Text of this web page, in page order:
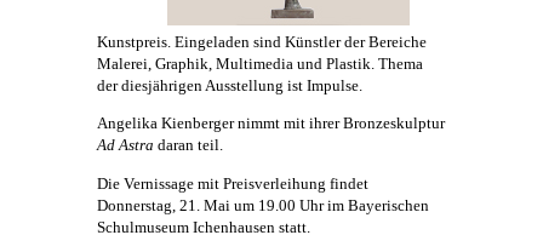
Kunstpreis. Eingeladen sind Künstler der Bereiche
Malerei , Graphik, Multimedia und Plastik. Thema
der diesjährigen Ausstellung ist Impulse.
Angelika Kienbergernimmt mit ihrer Bronzeskulptur
Ad Astra daran teil.
Die Vernissage mit Preisverleihung findet
Donnerstag, 21. Mai um 19.00 Uhr im Bayerischen
Schulmuseum Ichenhausen statt.